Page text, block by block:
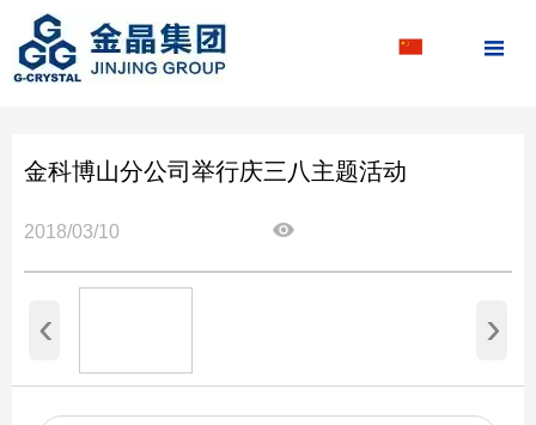

金科博山分公司举行庆三八主题活动
2018/03/10
‹ ›